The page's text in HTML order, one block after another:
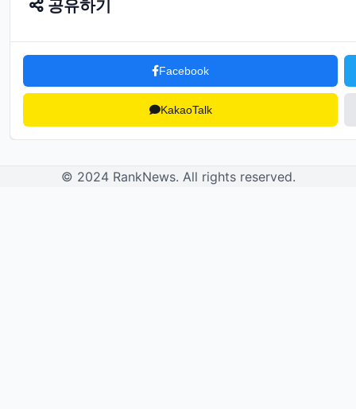
공유하기
Facebook
KakaoTalk
© 2024 RankNews. All rights reserved.